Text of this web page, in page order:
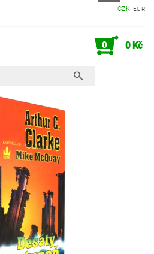
CZK EUR
0 0 Kč